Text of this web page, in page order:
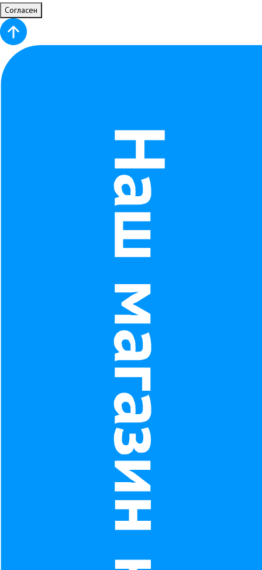
Согласен